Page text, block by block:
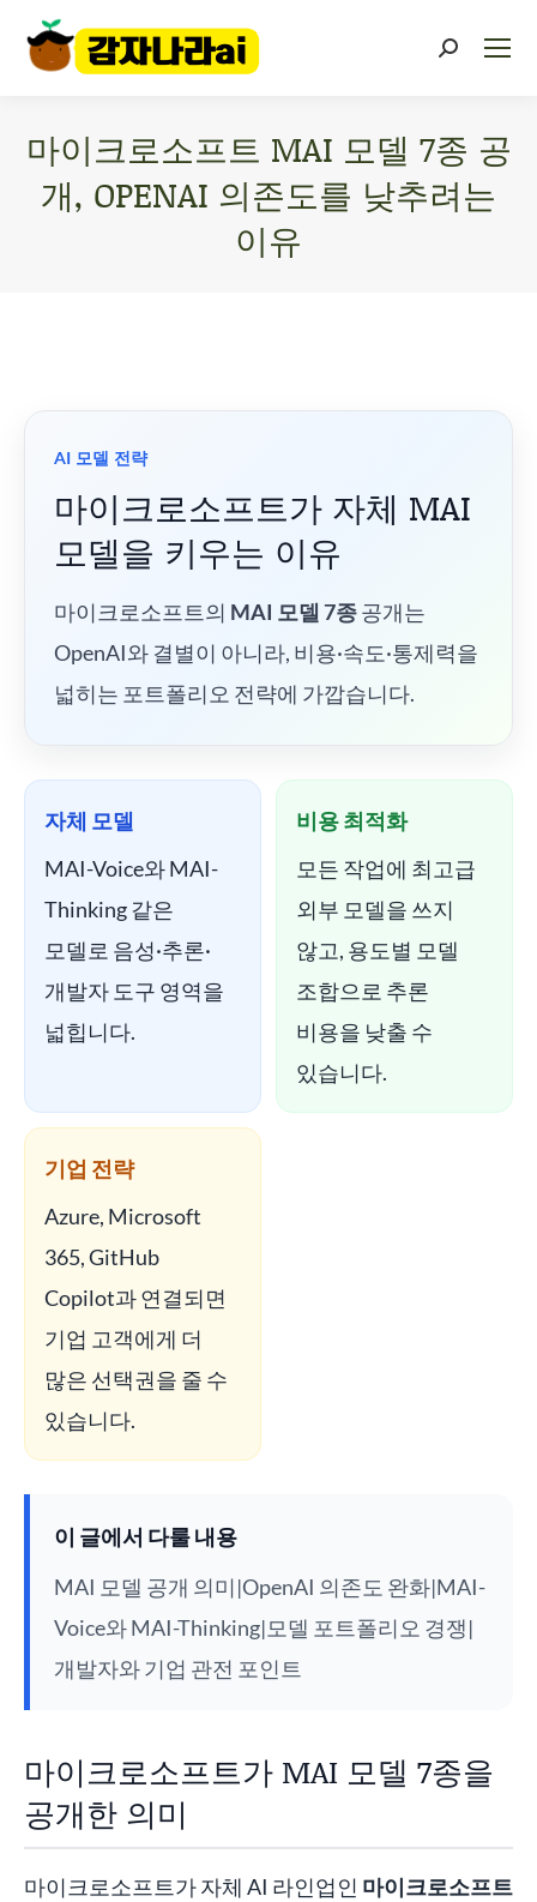
마이크로소프트 MAI 모델 7종 공
개, OPENAI 의존도를 낮추려는
이유
AI 모델 전략
마이크로소프트가 자체 MAI
모델을 키우는 이유
마이크로소프트의 MAI 모델 7종공개는
OpenAI와 결별이 아니라, 비용·속도·통제력을
넓히는 포트폴리오 전략에 가깝습니다.
자체 모델
MAI-Voice와 MAI-
Thinking 같은
모델로 음성·추론·
개발자 도구 영역을
넓힙니다.
비용 최적화
모든 작업에 최고급
외부 모델을 쓰지
않고, 용도별 모델
조합으로 추론
비용을 낮출 수
있습니다.
기업 전략
Azure, Microsoft
365, GitHub
Copilot과 연결되면
기업 고객에게 더
많은 선택권을 줄 수
있습니다.
이 글에서 다룰 내용
MAI 모델 공개 의미|OpenAI 의존도 완화|MAI-
Voice와 MAI-Thinking|모델 포트폴리오 경쟁|
개발자와 기업 관전 포인트
마이크로소프트가 MAI 모델 7종을
공개한 의미
마이크로소프트가 자체 AI 라인업인 마이크로소프트